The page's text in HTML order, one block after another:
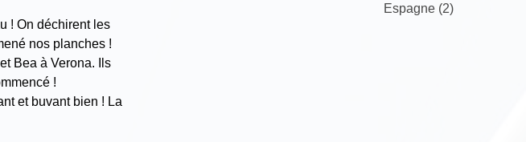
! On déchirent les
nos planches !
Bea à Verona. Ils
!
et buvant bien ! La
Espagne (2)